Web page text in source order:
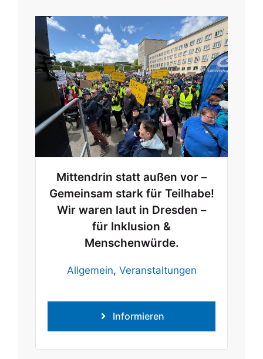
Mittendrin statt außen vor –
Gemeinsam stark für Teilhabe!
Wir waren laut in Dresden –
für Inklusion &
Menschenwürde.
Allgemein, Veranstaltungen
Informieren